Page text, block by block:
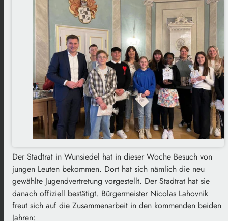
Der Stadtrat in Wunsiedel hat in dieser Woche Besuch von
jungen Leuten bekommen. Dort hat sich nämlich die neu
gewählte Jugendvertretung vorgestellt. Der Stadtrat hat sie
danach offiziell bestätigt. Bürgermeister Nicolas Lahovnik
freut sich auf die Zusammenarbeit in den kommenden beiden
Jahren: